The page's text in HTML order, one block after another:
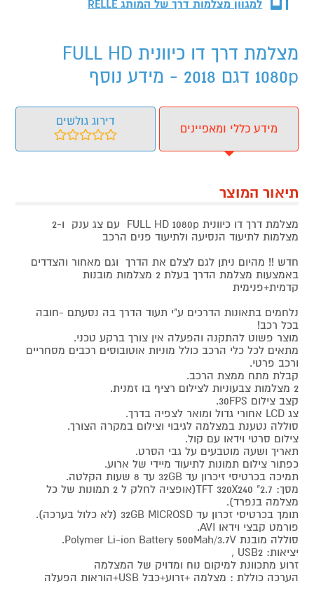
למגוון מצלמות דרך של המותג RELLE
מצלמת דרך דו כיוונית FULL HD
1080p דגם 2018 - מידע נוסף
מידע כללי ומאפיינים
דירוג גולשים
תיאור המוצר
מצלמת דרך דו כיוונית FULL HD 1080p עם צג ענק ו-2
מצלמות לתיעוד הנסיעה ולתיעוד פנים הרכב
חדש !! מהיום ניתן לגם לצלם את הדרך וגם מאחור והצדדים
באמצעות מצלמת הדרך בעלת 2 מצלמות מובנות
קדמית+פנימית
נלחמים בתאונות הדרכים ע"י תעוד הדרך בה נסעתם -חובה
בכל רכב!
מוצר פשוט להתקנה והפעלה אין צורך ברקע טכני.
מתאים לכל כלי הרכב כולל מוניות אוטובוסים רכבים מסחריים
ורכב פרטי.
קבלת מתח ממצת הרכב.
2 מצלמות צבעוניות לצילום רציף בו זמנית.
קצב צילום 30FPS.
צג LCD אחורי גדול ומואר לצפיה בדרך.
סוללה נטענת במצלמה לגיבוי וצילום במקרה הצורך.
צילום סרטי וידאו עם קול.
תאריך ושעה מוטבעים על גבי הסרט.
כפתור צילום תמונות לתיעוד מיידי של ארוע.
תמיכה בכרטיסי זיכרון עד 32GB עד 8 שעות הקלטה.
מסך: 2.7" TFT 320X240(אופציה לחלק ל 2 תמונות של כל
מצלמה בנפרד).
תומך בכרטיסי זכרון עד 32GB MICROSD (לא כלול בערכה).
פורמט קבצי וידאו AVI.
סוללה מובנת Polymer Li-ion Battery 500Mah/3.7V.
יציאות: USB2 ,
זרוע מתכוונת למיקום נוח ומדויק של המצלמה
הערכה כוללת : מצלמה +זרוע+כבל USB+הוראות הפעלה